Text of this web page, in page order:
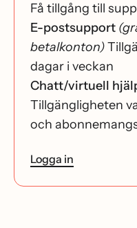
Få tillgång till
E-postsupport
betalkonton)
dagar i veckan
Chatt/virtuell
Tillgängligheten
och
Logga in